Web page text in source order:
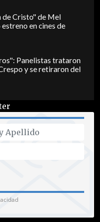
de Cristo" de Mel
en cines de
Panelistas trataron
y se retiraron del